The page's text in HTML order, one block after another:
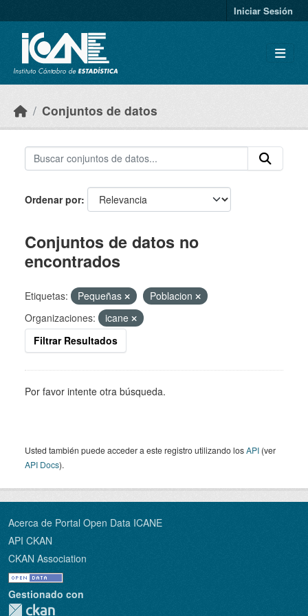
Iniciar Sesión
Conjuntos de datos
Ordenar por
Conjuntos de datos no
encontrados
Etiquetas: Pequeñas
Poblacion
Organizaciones:
icane
Filtrar Resultados
Por favor intente otra búsqueda.
Usted también puede acceder a este registro utilizando losAPI (ver
API Docs).
Acerca de Portal Open Data ICANE
API CKAN
CKAN Association
Gestionado con